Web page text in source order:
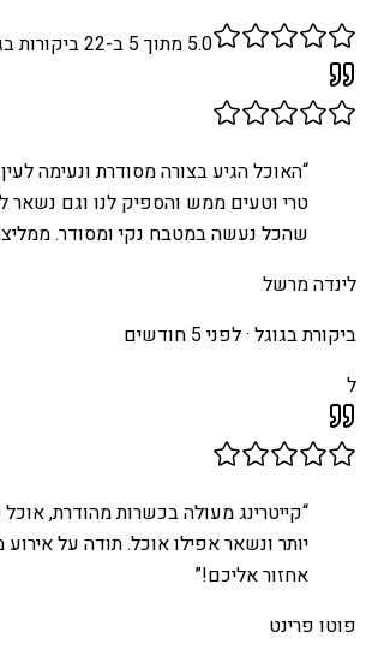
5.0 מתוך 5 ב- 22ביקורות
“האוכל הגיע בצורה מסודרת ונעימה
טרי וטעים ממש והספיק לנו וגם
שהכל נעשה במטבח נקי ומסודר.
לינדה מרשל
ביקורת בגוגל ·לפני 5 חודשים
ל
“קייטרינג מעולה בכשרות מהודרת,
יותר ונשאר אפילו אוכל. תודה על
אחזור אליכם!”
פוטו פרינט